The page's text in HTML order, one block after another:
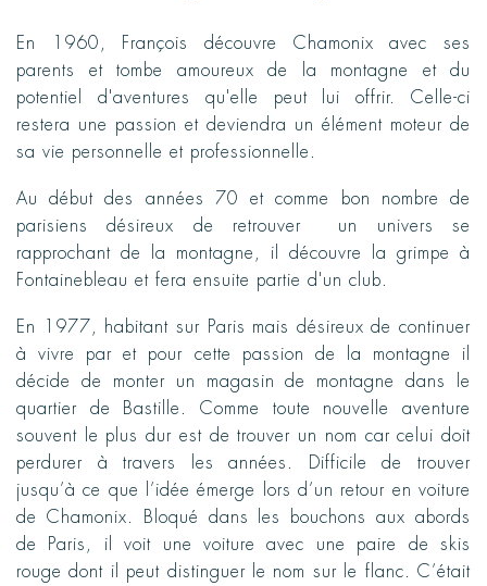
En 1960, François découvre Chamonix avec ses
parents et tombe amoureux de la montagne et du
potentiel d'aventures qu'elle peut lui offrir. Celle-ci
restera une passion et deviendra un élément moteur de
sa vie personnelle et professionnelle.
Au début des années 70 et comme bon nombre de
parisiens désireux de retrouver un univers se
rapprochant de la montagne, il découvre la grimpe à
Fontainebleau et fera ensuite partie d'un club.
En 1977, habitant sur Paris mais désireux de continuer
à vivre par et pour cette passion de la montagne il
décide de monter un magasin de montagne dans le
quartier de Bastille. Comme toute nouvelle aventure
souvent le plus dur est de trouver un nom car celui doit
perdurer à travers les années. Difficile de trouver
jusqu’à ce que l’idée émerge lors d’un retour en voiture
de Chamonix. Bloqué dans les bouchons aux abords
de Paris, il voit une voiture avec une paire de skis
rouge dont il peut distinguer le nom sur le flanc. C’était